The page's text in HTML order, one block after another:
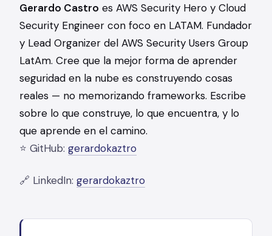
Gerardo Castro es AWS Security Hero y Cloud
Security Engineer con foco en LATAM. Fundador
y Lead Organizer del AWS Security Users Group
LatAm. Cree que la mejor forma de aprender
seguridad en la nube es construyendo cosas
reales — no memorizando frameworks. Escribe
sobre lo que construye, lo que encuentra, y lo
que aprende en el camino.
⭐️ GitHub: gerardokaztro
🔗 LinkedIn: gerardokaztro